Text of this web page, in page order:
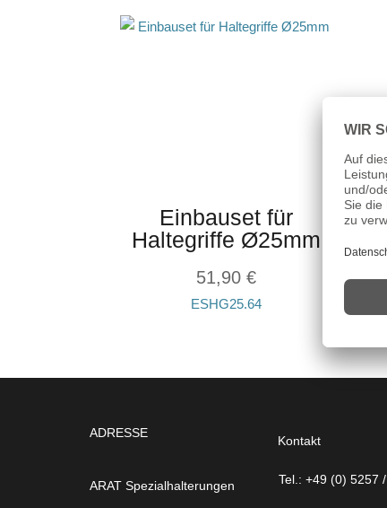
Einbauset für
Haltegriffe Ø25mm
51,90€
ESHG25.64
ADRESSE
ARAT Spezial­halterungen
Kontakt
Tel.: +49 (0) 5257 /